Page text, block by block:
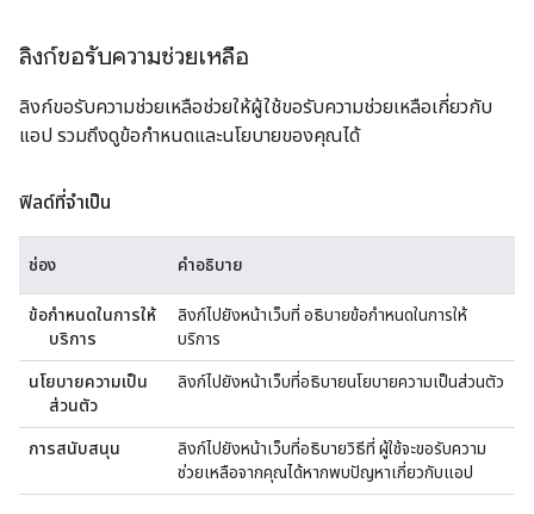
ลิงก์ขอรับความช่วยเหลือ
ลิงก์ขอรับความช่วยเหลือช่วยให้ผู้ใช้ขอรับความช่วยเหลือเกี่ยวกับ
แอป รวมถึงดูข้อกำหนดและนโยบายของคุณได้
ฟิลด์ที่จำเป็น
ช่อง คำอธิบาย
ข้อกำหนดในการให้
บริการ
ลิงก์ไปยังหน้าเว็บที่ อธิบายข้อกำหนดในการให้
บริการ
นโยบายความเป็น
ส่วนตัว
ลิงก์ไปยังหน้าเว็บที่อธิบายนโยบายความเป็นส่วนตัว
การสนับสนุน
ลิงก์ไปยังหน้าเว็บที่อธิบายวิธีที่ ผู้ใช้จะขอรับความ
ช่วยเหลือจากคุณได้หากพบปัญหาเกี่ยวกับแอป